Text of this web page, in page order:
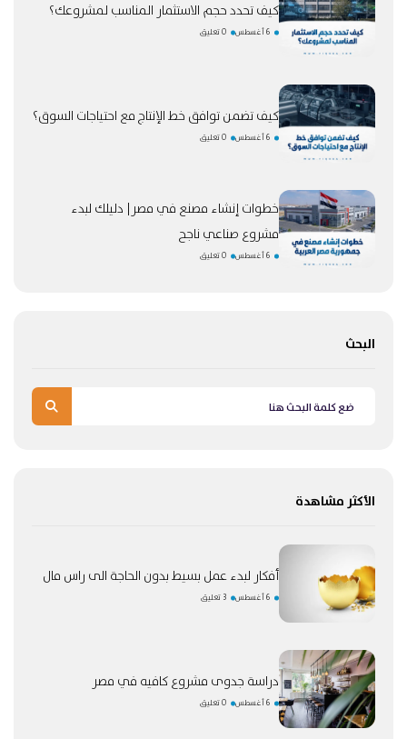
كيف تحدد حجم الاستثمار المناسب لمشروعك؟
6 أغسطس 0 تعليق
كيف تضمن توافق خط الإنتاج مع احتياجات السوق؟
6 أغسطس 0 تعليق
خطوات إنشاء مصنع في مصر| دليلك لبدء
مشروع صناعي ناجح
6 أغسطس 0 تعليق
البحث
الأكثر مشاهدة
أفكار لبدء عمل بسيط بدون الحاجة الى راس مال
6 أغسطس 3 تعليق
دراسة جدوى مشروع كافيه في مصر
6 أغسطس 0 تعليق